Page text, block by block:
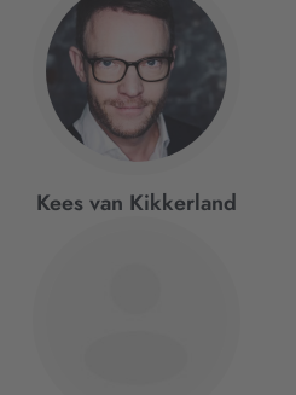
Kees van Kikkerland